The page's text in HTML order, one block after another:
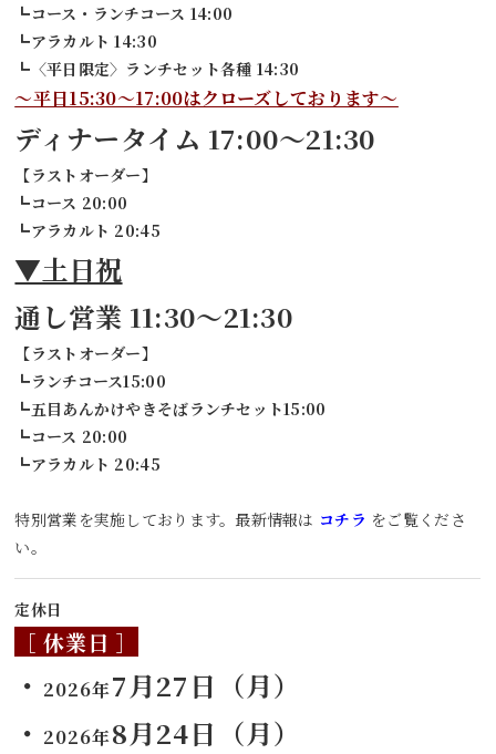
┗コース・ランチコース 14:00
┗アラカルト 14:30
┗〈平日限定〉ランチセット各種 14:30
～平日15:30～17:00はクローズしております～
ディナータイム 17:00～21:30
【ラストオーダー】
┗コース 20:00
┗アラカルト 20:45
▼土日祝
通し営業 11:30～21:30
【ラストオーダー】
┗ランチコース15:00
┗五目あんかけやきそばランチセット15:00
┗コース 20:00
┗アラカルト 20:45
特別営業を実施しております。最新情報は コチラ をご覧くださ
い。
定休日
［ 休業日 ］
・ 2026年7月27日（月）
・ 2026年8月24日（月）